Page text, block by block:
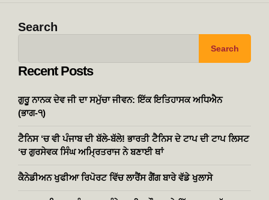
Search
Search
Recent Posts
ਗੁਰੂ ਨਾਨਕ ਦੇਵ ਜੀ ਦਾ ਸਮੁੱਚਾ ਜੀਵਨ: ਇੱਕ ਇਤਿਹਾਸਕ ਅਧਿਐਨ
(ਭਾਗ-੧)
ਟੈਨਿਸ ‘ਚ ਵੀ ਪੰਜਾਬ ਦੀ ਬੱਲੇ-ਬੱਲੇ! ਭਾਰਤੀ ਟੈਨਿਸ ਦੇ ਟਾਪ ਦੀ ਟਾਪ ਲਿਸਟ
‘ਚ ਗੁਰਸੇਵਕ ਸਿੰਘ ਅਮ੍ਰਿਤਰਾਜ ਨੇ ਬਣਾਈ ਥਾਂ
ਕੈਨੇਡੀਅਨ ਖੁਫੀਆ ਰਿਪੋਰਟ ਵਿੱਚ ਲਾਰੈਂਸ ਗੈਂਗ ਬਾਰੇ ਵੱਡੇ ਖੁਲਾਸੇ